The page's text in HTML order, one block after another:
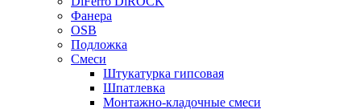
Фанера
OSB
Подложка
Смеси
Штукатурка гипсовая
Шпатлевка
Монтажно-кладочные смеси